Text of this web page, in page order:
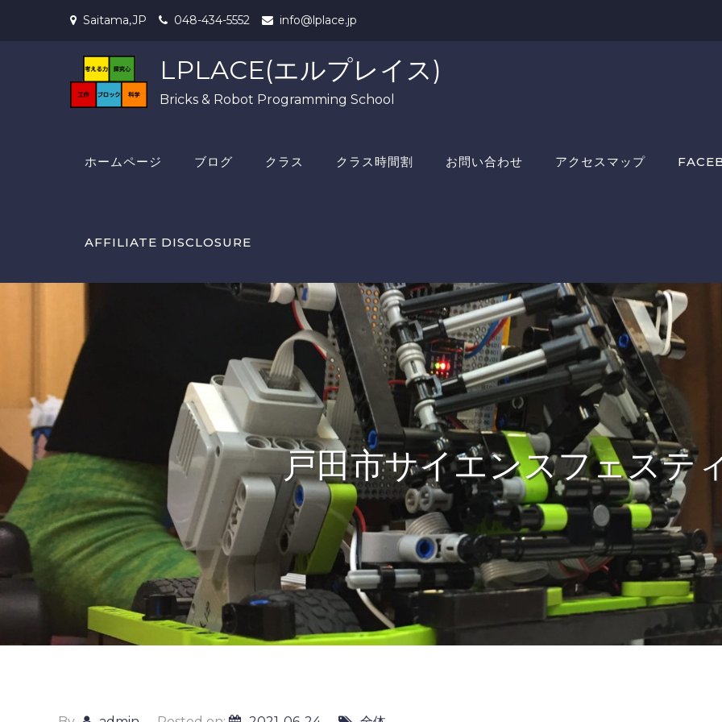
Saitama,JP 048-434-5552 info@lplace.jp
LPLACE(エルプレイス)
Bricks & Robot Programming School
ホームページ ブログ クラス クラス時間割 お問い合わせ アクセスマップ
AFFILIATE DISCLOSURE
戸田市サイエンスフェステ